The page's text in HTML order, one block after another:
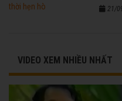
21/
VIDEO XEM NHIỀU NHẤT